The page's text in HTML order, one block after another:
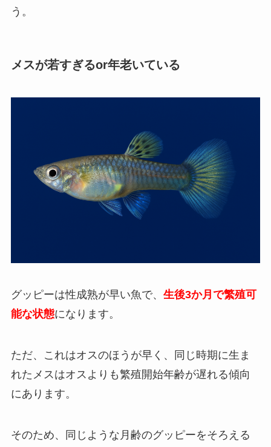
う。
メスが若すぎるor年老いている
グッピーは性成熟が早い魚で、 生後3か月で繁殖可
能な状態になります。
ただ、これはオスのほうが早く、同じ時期に生ま
れたメスはオスよりも繁殖開始年齢が遅れる傾向
にあります。
そのため、
同じような月齢のグッピーをそろえる